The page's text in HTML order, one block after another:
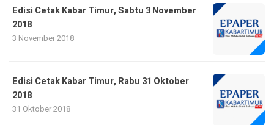
Edisi Cetak Kabar Timur, Sabtu 3 November
2018
3 November 2018
Edisi Cetak Kabar Timur, Rabu 31 Oktober
2018
31 Oktober 2018